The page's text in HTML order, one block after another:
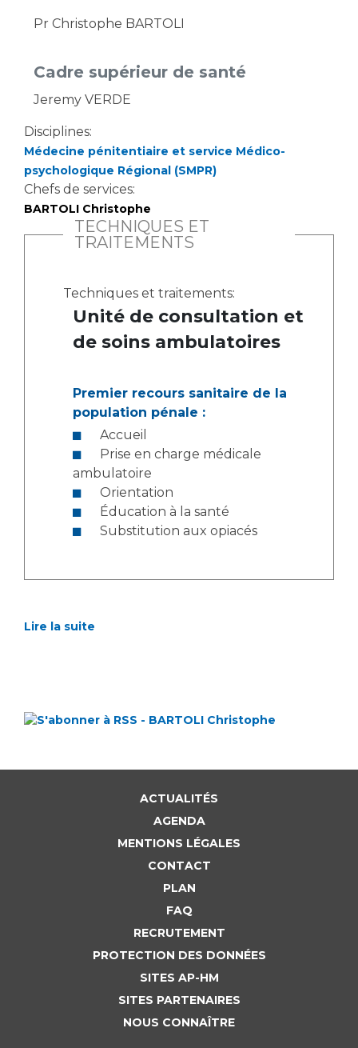
Pr Christophe BARTOLI
Cadre supérieur de santé
Jeremy VERDE
Disciplines:
Médecine pénitentiaire et service Médico-
psychologique Régional (SMPR)
Chefs de services:
BARTOLI Christophe
TECHNIQUES ET
TRAITEMENTS
Techniques et traitements:
Unité de consultation et
de soins ambulatoires
Premier recours sanitaire de la
population pénale :
Accueil
Prise en charge médicale
ambulatoire
Orientation
Éducation à la santé
Substitution aux opiacés
Lire la suite
ACTUALITÉS
AGENDA
MENTIONS LÉGALES
CONTACT
PLAN
FAQ
RECRUTEMENT
PROTECTION DES DONNÉES
SITES AP-HM
SITES PARTENAIRES
NOUS CONNAÎTRE